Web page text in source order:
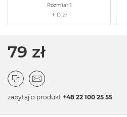
Rozmiar 1
79 zł
zapytaj o produkt +48 22 100 25 55